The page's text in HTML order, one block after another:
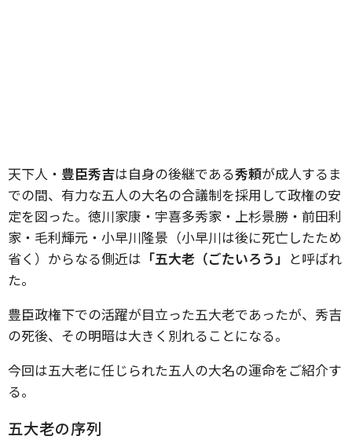
天下人・ 豊臣秀吉は自身の後継である秀頼が成人するま
での間、有力な五人の大名の合議制を採用して政権の安
定を図った。徳川家康・宇喜多秀家・上杉景勝・前田利
家・毛利輝元・小早川隆景（小早川は後に死亡したため
省く）からなる側近は 「五大老（ごたいろう」 と呼ばれ
た。
豊臣政権下での活躍が目立った五大老であったが、秀吉
の死後、その明暗は大きく別れることになる。
今回は五大老に任じられた五人の大名の運命をご紹介す
る。
五大老の序列